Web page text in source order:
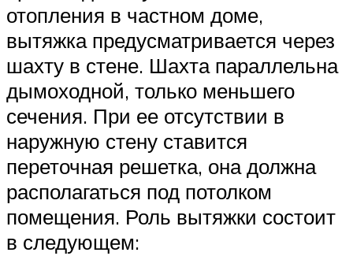
отопления в частном доме,
вытяжка предусматривается через
шахту в стене. Шахта параллельна
дымоходной, только меньшего
сечения. При ее отсутствии в
наружную стену ставится
переточная решетка, она должна
располагаться под потолком
помещения. Роль вытяжки состоит
в следующем: